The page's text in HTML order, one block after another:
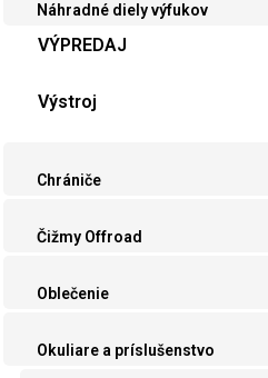
Náhradné diely výfukov
VÝPREDAJ
Výstroj
Chrániče
Čižmy Offroad
Oblečenie
Okuliare a príslušenstvo